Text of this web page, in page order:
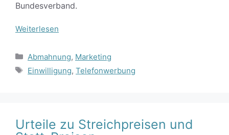
Bundesverband.
Weiterlesen
Kategorien
Abmahnung, Marketing
Schlagwörter
Einwilligung, Telefonwerbung
Urteile zu Streichpreisen und